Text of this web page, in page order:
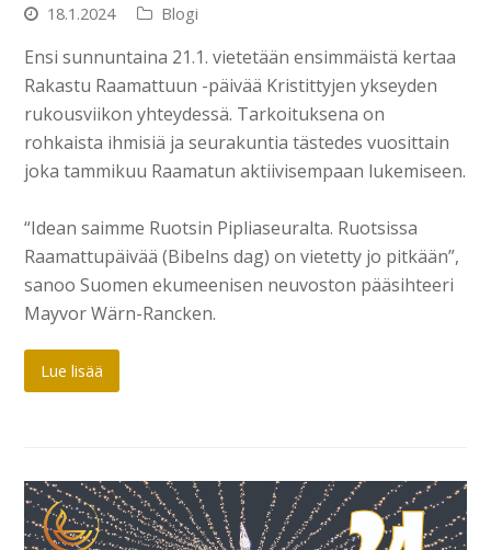
18.1.2024 Blogi
Ensi sunnuntaina 21.1. vietetään ensimmäistä kertaa
Rakastu Raamattuun -päivää Kristittyjen ykseyden
rukousviikon yhteydessä. Tarkoituksena on
rohkaista ihmisiä ja seurakuntia tästedes vuosittain
joka tammikuu Raamatun aktiivisempaan lukemiseen.
“Idean saimme Ruotsin Pipliaseuralta. Ruotsissa
Raamattupäivää (Bibelns dag) on vietetty jo pitkään”,
sanoo Suomen ekumeenisen neuvoston pääsihteeri
Mayvor Wärn-Rancken.
Lue lisää